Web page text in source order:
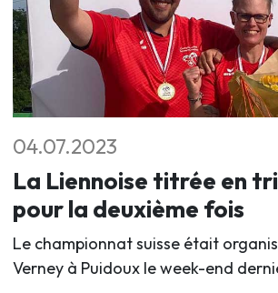
04.07.2023
La Liennoise titrée en
pour la deuxième fois
Le championnat suisse était
Verney à Puidoux le week-end